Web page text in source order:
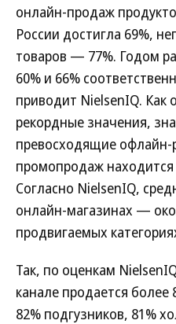
онлайн-продаж
России достигла 69%,
товаров — 77%. Годом
60% и 66%
приводит NielsenIQ. Как
рекордные значения,
превосходящие офлайн-
промопродаж находится
Согласно NielsenIQ,
онлайн-магазинах —
продвигаемых
Так, по оценкам
канале продается более
82% подгузников, 81%